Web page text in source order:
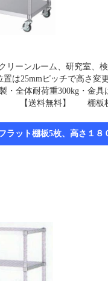
リーンルーム、研究室
置は25mmピッチで高さ
・全体耐荷重300kg・金
【送料無料】 棚板枚
ラット棚板5枚、高さ